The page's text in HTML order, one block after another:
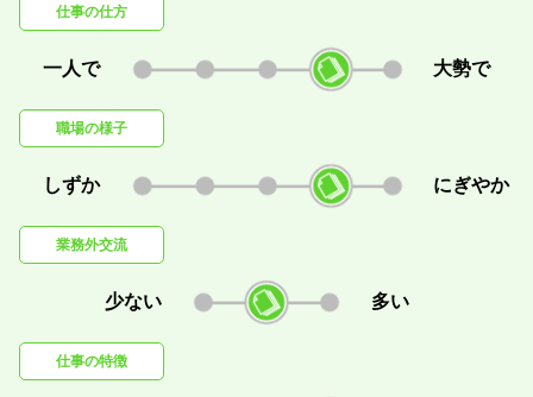
仕事の仕方
一人で 大勢で
職場の様子
しずか にぎやか
業務外交流
少ない 多い
仕事の特徴